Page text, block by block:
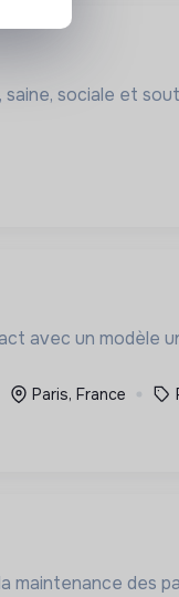
sociale et
avec un modèle
Paris, France
maintenance des